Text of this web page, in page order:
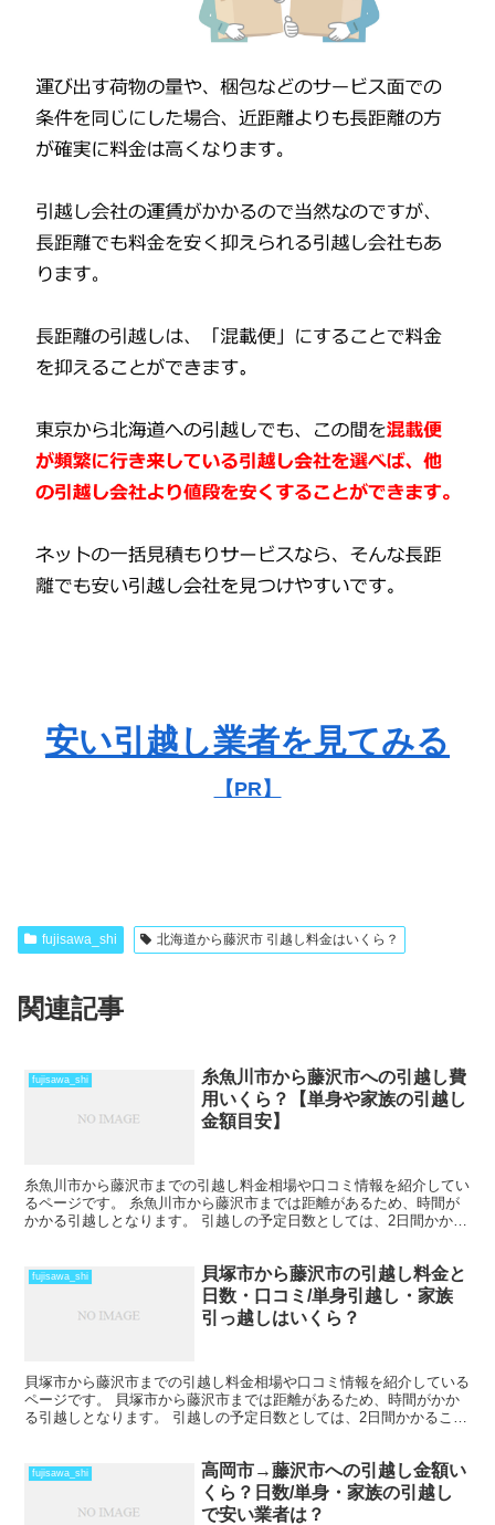
安い引越し業者を見てみる
【PR】
fujisawa_shi 北海道から藤沢市 引越し料金はいくら？
関連記事
fujisawa_shi
糸魚川市から藤沢市への引越し費
用いくら？【単身や家族の引越し
金額目安】
糸魚川市から藤沢市までの引越し料金相場や口コミ情報を紹介してい
るページです。 糸魚川市から藤沢市までは距離があるため、時間が
かかる引越しとなります。 引越しの予定日数としては、2日間かかる
fujisawa_shi
貝塚市から藤沢市の引越し料金と
日数・口コミ/単身引越し・家族
引っ越しはいくら？
貝塚市から藤沢市までの引越し料金相場や口コミ情報を紹介している
ページです。 貝塚市から藤沢市までは距離があるため、時間がかか
る引越しとなります。 引越しの予定日数としては、2日間かかること
fujisawa_shi
高岡市→藤沢市への引越し金額い
くら？日数/単身・家族の引越し
で安い業者は？